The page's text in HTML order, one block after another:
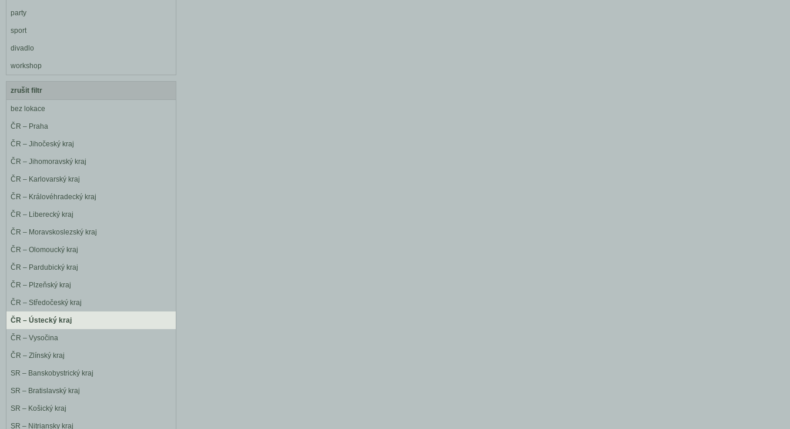
party
sport
divadlo
workshop
zrušit filtr
bez lokace
ČR – Praha
ČR – Jihočeský kraj
ČR – Jihomoravský kraj
ČR – Karlovarský kraj
ČR – Královéhradecký kraj
ČR – Liberecký kraj
ČR – Moravskoslezský kraj
ČR – Olomoucký kraj
ČR – Pardubický kraj
ČR – Plzeňský kraj
ČR – Středočeský kraj
ČR – Ústecký kraj
ČR – Vysočina
ČR – Zlínský kraj
SR – Banskobystrický kraj
SR – Bratislavský kraj
SR – Košický kraj
SR – Nitriansky kraj